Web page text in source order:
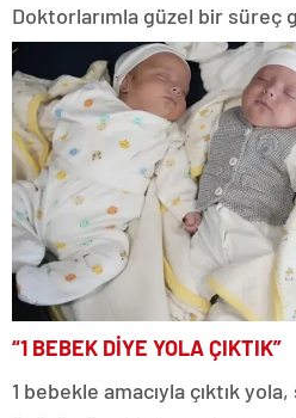
Doktorlarımla güzel bir süreç
“1 BEBEK DİYE YOLA ÇIKTIK”
1 bebekle amacıyla çıktık